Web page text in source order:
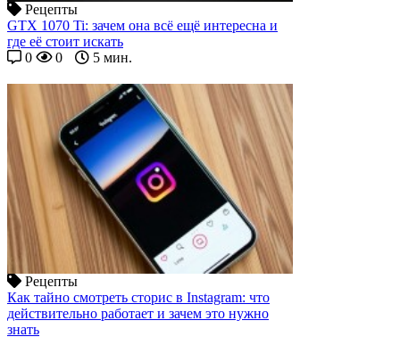
Рецепты
GTX 1070 Ti: зачем она всё ещё интересна и
где её стоит искать
0
0 5 мин.
Рецепты
Как тайно смотреть сторис в Instagram: что
действительно работает и зачем это нужно
знать